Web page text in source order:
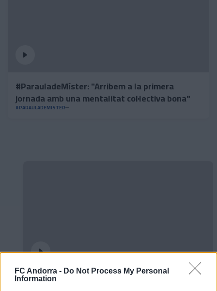
FC Andorra - Do Not Process My Personal
Information
#ParauladeMíster: "Arribem a la primera
jornada amb una mentalitat col·lectiva bona"
#PARAULADEMISTER
El primer de 𝑴𝑶𝑹𝑶́ 𝑺𝑰𝑫𝑰𝑩𝑬 ❤️‍🔥✅